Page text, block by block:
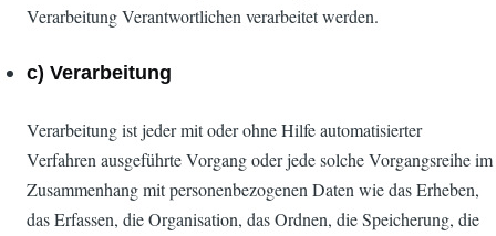
Verarbeitung Verantwortlichen verarbeitet werden.
c) Verarbeitung
Verarbeitung ist jeder mit oder ohne Hilfe automatisierter
Verfahren ausgeführte Vorgang oder jede solche Vorgangsreihe im
Zusammenhang mit personenbezogenen Daten wie das Erheben,
das Erfassen, die Organisation, das Ordnen, die Speicherung, die